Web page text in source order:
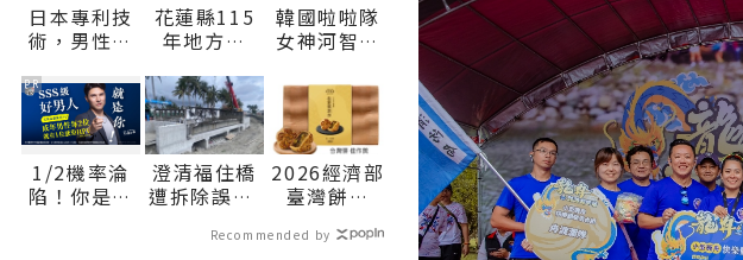
日本專利技
術，男性氣
花蓮縣115
年地方型
爐 15家業者
獲補助展現
在地創新量
能∣花蓮新
聞網官方網
站各類新聞
－最快速的
韓國啦啦隊
女神河智媛
攜手吉安鄉
長 期待大家
9月5日參加
「山海共鳴
•族音流
轉」原住民
族聯合豐年
1/2機率淪
陷！你是好
PR
澄清福住橋
遭拆除誤解
放心∣花蓮
2026經濟部
臺灣餅競
唯二獲獎 花
Recommended by